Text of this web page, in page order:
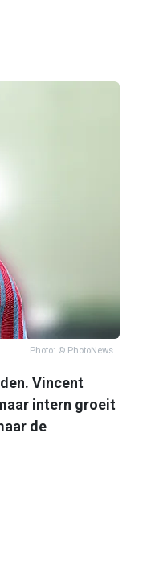
Photo: © PhotoNews
Vincent
intern groeit
de